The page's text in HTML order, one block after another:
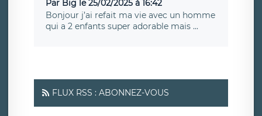
Par Big le 25/02/2025 à 16:42
Bonjour j’ai refait ma vie avec un homme
qui a 2 enfants super adorable mais ...
FLUX RSS : ABONNEZ-VOUS